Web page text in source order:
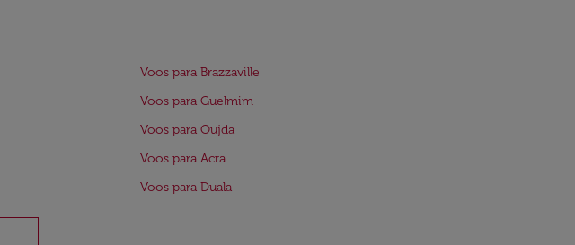
Voos para Brazzaville
Voos para Guelmim
Voos para Oujda
Voos para Acra
Voos para Duala